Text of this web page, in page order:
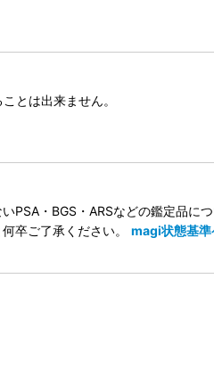
とは出来ません。
PSA・BGS・ARSなどの鑑定品に
卒ご了承ください。 magi状態基準